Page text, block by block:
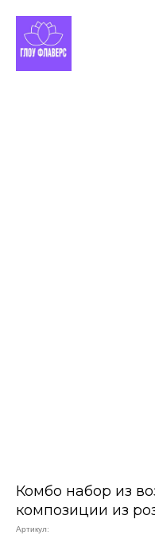
Комбо набор из
композиции из
Артикул: